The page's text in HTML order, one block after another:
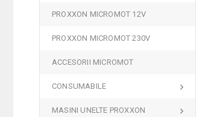
PROXXON MICROMOT 12V
PROXXON MICROMOT 230V
ACCESORII MICROMOT
CONSUMABILE
MASINI UNELTE PROXXON